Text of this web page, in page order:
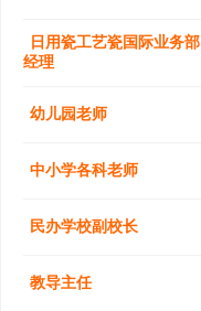
日用瓷工艺瓷国际业务部
经理
幼儿园老师
中小学各科老师
民办学校副校长
教导主任